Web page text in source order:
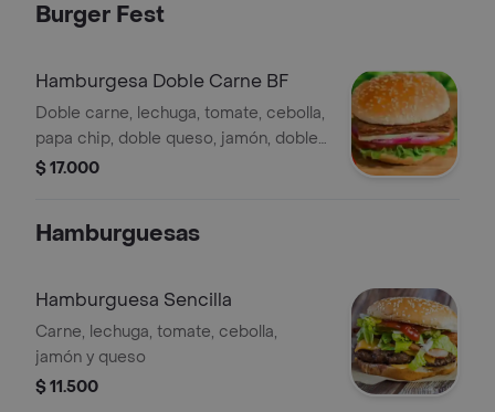
Burger Fest
Hamburgesa Doble Carne BF
Doble carne, lechuga, tomate, cebolla,
papa chip, doble queso, jamón, doble
tocineta, huevo de codorniz.
$ 17.000
Hamburguesas
Hamburguesa Sencilla
Carne, lechuga, tomate, cebolla,
jamón y queso
$ 11.500